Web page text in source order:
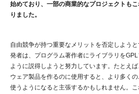
始めており、一部の商業的なプロジェクトも
りました。
自由競争が持つ重要なメリットを否定しよう
発者は、プログラム著作者にライブラリを
ように説得しようと努力しています。たとえ
ウェア製品を作るのに使用すると、より多く
使うようになると主張するかもしれません。